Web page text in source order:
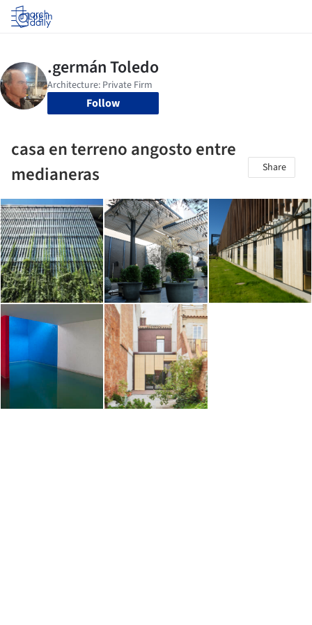
Log in
Follow
casa en terreno angosto entre
medianeras
Share